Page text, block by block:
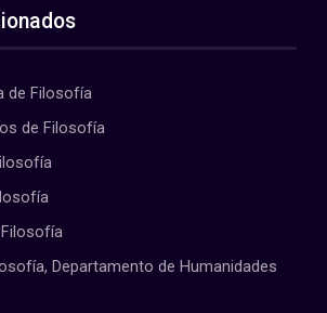
de Filosofía
de Filosofía
Departamento de Humanidades